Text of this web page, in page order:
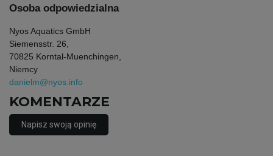
Osoba odpowiedzialna
Nyos Aquatics GmbH
Siemensstr. 26,
70825 Korntal-Muenchingen,
Niemcy
danielm@nyos.info
KOMENTARZE
Napisz swoją opinię